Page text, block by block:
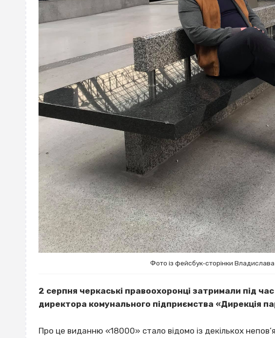
Фото із фейсбук‐сторінки
2 серпня черкаські правоохоронці затримали під
директора комунального підприємства «Дирекція
Про це виданню «18000» стало відомо із декількох